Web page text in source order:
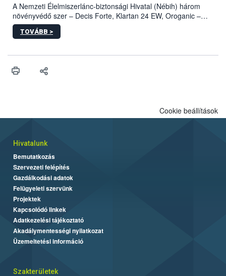
A Nemzeti Élelmiszerlánc-biztonsági Hivatal (Nébih) három
növényvédő szer – Decis Forte, Klartan 24 EW, Oroganic –
engedélyokiratát módosította, így azok a szüretet követően,
egészen a vesszőérettség (BBCH 91) stádiumáig
érésű szőlőkben is legyen lehetőség a károsító elleni további
felhasználók számára is elérhető és ökológiai termesztésben is
TOVÁBB >
Cookie beállítások
Hivatalunk
Bemutatkozás
Szervezeti felépítés
Gazdálkodási adatok
Felügyeleti szervünk
Projektek
Kapcsolódó linkek
Adatkezelési tájékoztató
Akadálymentességi nyilatkozat
Üzemeltetési információ
Szakterületek